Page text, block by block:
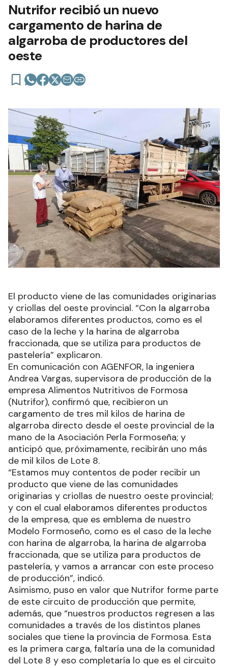
Nutrifor recibió un nuevo
cargamento de harina de
algarroba de productores del
oeste
El producto viene de las comunidades originarias
y criollas del oeste provincial. “Con la algarroba
elaboramos diferentes productos, como es el
caso de la leche y la harina de algarroba
fraccionada, que se utiliza para productos de
pastelería” explicaron.
En comunicación con AGENFOR, la ingeniera
Andrea Vargas, supervisora de producción de la
empresa Alimentos Nutritivos de Formosa
(Nutrifor), confirmó que, recibieron un
cargamento de tres mil kilos de harina de
algarroba directo desde el oeste provincial de la
mano de la Asociación Perla Formoseña; y
anticipó que, próximamente, recibirán uno más
de mil kilos de Lote 8.
“Estamos muy contentos de poder recibir un
producto que viene de las comunidades
originarias y criollas de nuestro oeste provincial;
y con el cual elaboramos diferentes productos
de la empresa, que es emblema de nuestro
Modelo Formoseño, como es el caso de la leche
con harina de algarroba, la harina de algarroba
fraccionada, que se utiliza para productos de
pastelería, y vamos a arrancar con este proceso
de producción”, indicó.
Asimismo, puso en valor que Nutrifor forme parte
de este circuito de producción que permite,
además, que “nuestros productos regresen a las
comunidades a través de los distintos planes
sociales que tiene la provincia de Formosa. Esta
es la primera carga, faltaría una de la comunidad
del Lote 8 y eso completaría lo que es el circuito